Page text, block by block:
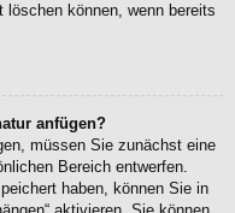
können, wenn bereits
anfügen?
müssen Sie zunächst eine
Bereich entwerfen.
haben, können Sie in